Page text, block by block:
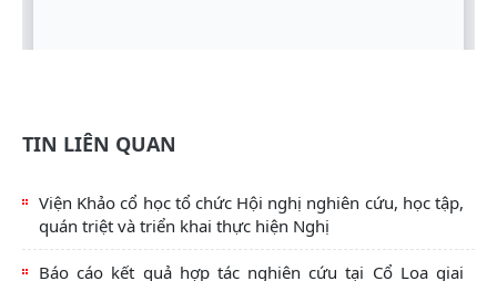
TIN LIÊN QUAN
Viện Khảo cổ học tổ chức Hội nghị nghiên cứu, học tập,
quán triệt và triển khai thực hiện Nghị
Báo cáo kết quả hợp tác nghiên cứu tại Cổ Loa giai